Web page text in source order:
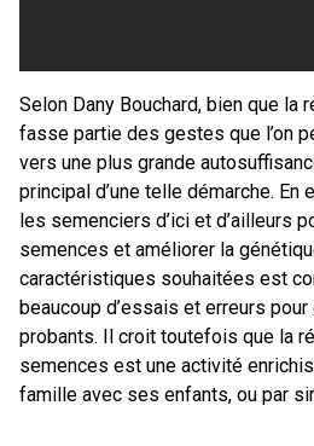
Selon Dany Bouchard, bien que la
fasse partie des gestes que l’on
vers une plus grande
principal d’une telle démarche.
les semenciers d’ici et d’ailleurs
semences et améliorer la
caractéristiques souhaitées est
beaucoup d’essais et erreurs
probants. Il croit toutefois que la
semences est une activité
famille avec ses enfants, ou par